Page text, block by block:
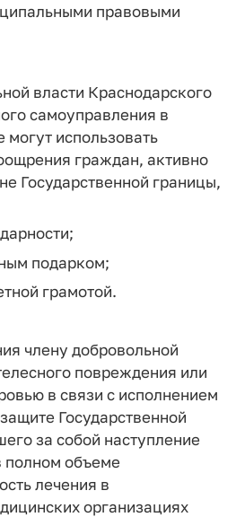
правовыми
власти Краснодарского
самоуправления в
использовать
граждан, активно
Государственной границы,
подарком;
грамотой.
члену добровольной
повреждения или
в связи с исполнением
Государственной
за собой наступление
полном объеме
лечения в
организациях